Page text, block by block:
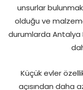
unsurlar
olduğu ve
durumlarda Antalya
Küçük evler
açısından daha